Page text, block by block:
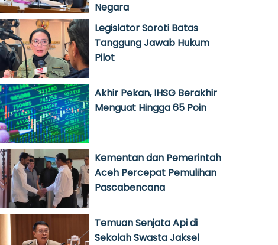
Negara
Legislator Soroti Batas
Tanggung Jawab Hukum
Pilot
Akhir Pekan, IHSG Berakhir
Menguat Hingga 65 Poin
Kementan dan Pemerintah
Aceh Percepat Pemulihan
Pascabencana
Temuan Senjata Api di
Sekolah Swasta Jaksel